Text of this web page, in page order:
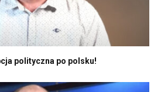
polityczna po polsku!